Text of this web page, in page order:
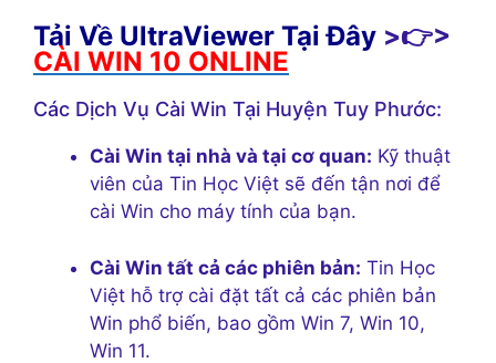
Tải Về UltraViewer Tại Đây >👉>
CÀI WIN 10 ONLINE
Các Dịch Vụ Cài Win Tại Huyện Tuy Phước:
Cài Win tại nhà và tại cơ quan: Kỹ thuật
viên của Tin Học Việt sẽ đến tận nơi để
cài Win cho máy tính của bạn.
Cài Win tất cả các phiên bản: Tin Học
Việt hỗ trợ cài đặt tất cả các phiên bản
Win phổ biến, bao gồm Win 7, Win 10,
Win 11.